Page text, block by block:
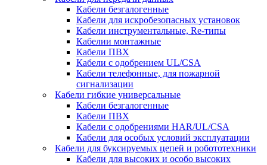
Кабели безгалогенные
Кабели для искробезопасных установок
Кабели инструментальные, Re-типы
Кабелии монтажные
Кабели ПВХ
Кабели с одобрением UL/CSA
Кабели телефонные, для пожарной
сигнализации
Кабели гибкие универсальные
Кабели безгалогенные
Кабели ПВХ
Кабели с одобрениями HAR/UL/CSA
Кабели для особых условий эксплуатации
Кабели для буксируемых цепей и робототехники
Кабели для высоких и особо высоких